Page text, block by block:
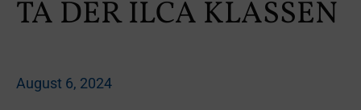
TA DER ILCA KLASSEN
August 6, 2024